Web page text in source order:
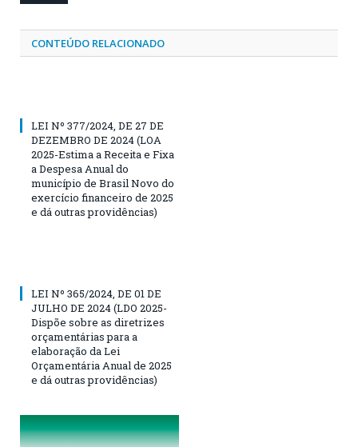
CONTEÚDO RELACIONADO
LEI Nº 377/2024, DE 27 DE
DEZEMBRO DE 2024 (LOA
2025-Estima a Receita e Fixa
a Despesa Anual do
município de Brasil Novo do
exercício financeiro de 2025
e dá outras providências)
LEI Nº 365/2024, DE 01 DE
JULHO DE 2024 (LDO 2025-
Dispõe sobre as diretrizes
orçamentárias para a
elaboração da Lei
Orçamentária Anual de 2025
e dá outras providências)